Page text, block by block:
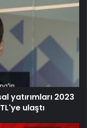
yatırımları 2023
ulaştı